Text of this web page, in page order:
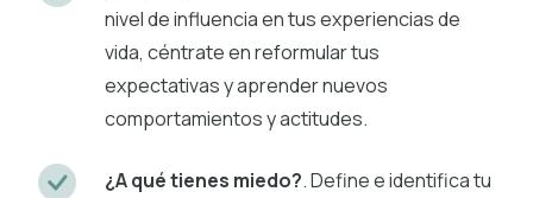
nivel de influencia en tus experiencias de
vida, céntrate en reformular tus
expectativas y aprender nuevos
comportamientos y actitudes.
¿A qué tienes miedo?. Define e identifica tu